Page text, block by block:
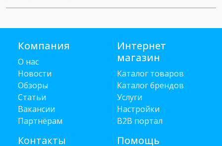
Компания
О нас
Новости
Обзоры
Статьи
Вакансии
Партнёрам
Контакты
Интернет
магазин
Каталог товаров
Каталог брендов
Услуги
Настройки
B2B портал
Помощь